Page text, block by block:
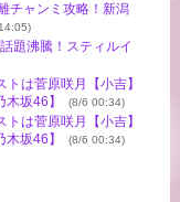
チャンミ攻略！新潟
題沸騰！スティルイ
は菅原咲月【小吉】
坂46】
(8/6 00:34)
は菅原咲月【小吉】
坂46】
(8/6 00:34)